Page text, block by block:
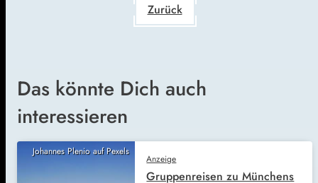
Zurück
Das könnte Dich auch
interessieren
Johannes Plenio auf Pexels
Anzeige
Gruppenreisen zu Münchens